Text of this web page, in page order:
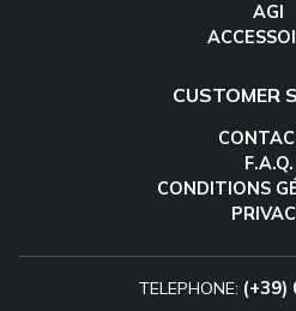
AGI
CUSTOMER
F.A.Q.
CONDITIONS
TELEPHONE: (+39)